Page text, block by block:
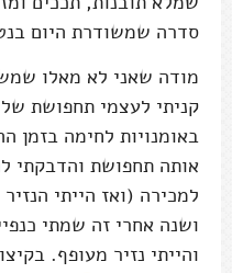
סדרה שמשודרת היום
מודה שאני לא מאלו
קניתי לעצמי תחפושת של
באומנויות לחימה בזמן
אותה תחפושת והדבקתי
למכירה (ואז הייתי
ושנה אחרי זה שמתי
והייתי נזיר מעופף.